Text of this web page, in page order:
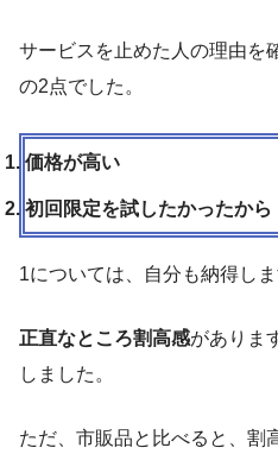
サービスを止めた人の理由を
の2点でした。
価格が高い
初回限定を試したかったから
1については、自分も納得しま
正直なところ割高感がありま
しました。
ただ、市販品と比べると、割